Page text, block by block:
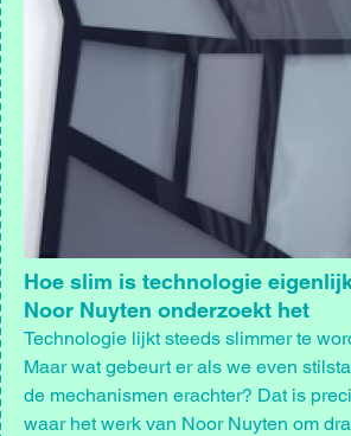
Hoe slim is technologie
Noor Nuyten onderzoekt het
Technologie lijkt steeds slimmer te
Maar wat gebeurt er als we even
de mechanismen erachter? Dat is
waar het werk van Noor Nuyten om